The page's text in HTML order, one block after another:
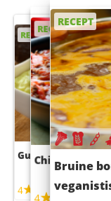
RECEPT
Guacamole
4
RECEPT
Chili con carne
RECEPT
Bruine